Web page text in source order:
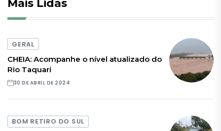
Mais Lidas
GERAL
CHEIA: Acompanhe o nível atualizado do
Rio Taquari
30 DE ABRIL DE 2024
BOM RETIRO DO SUL